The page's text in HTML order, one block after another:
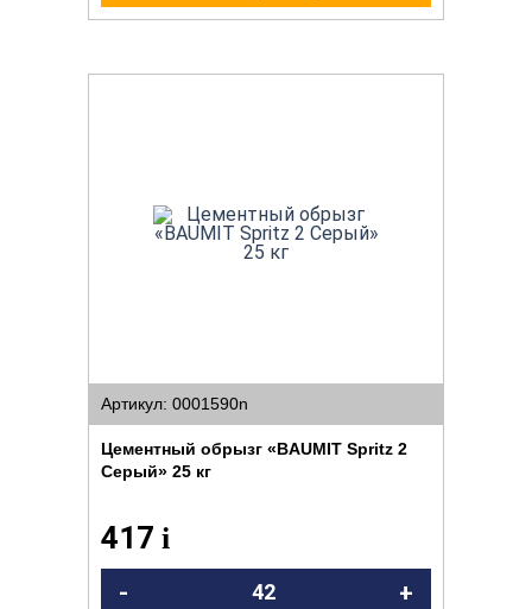
Артикул: 0001590n
Цементный обрызг «BAUMIT Spritz 2
Серый» 25 кг
417 i
- +